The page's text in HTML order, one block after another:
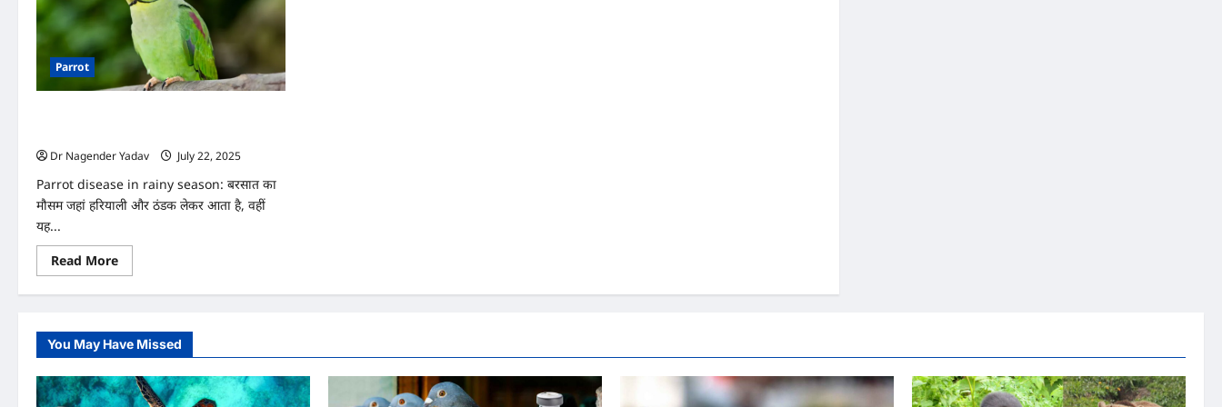
Parrot
Dr Nagender Yadav
July 22, 2025
Parrot disease in rainy season: बरसात का
मौसम जहां हरियाली और ठंडक लेकर आता है, वहीं
यह...
Read MoreRead
more
बरसात
तोतों
के
लिए
खतरे
की
घंटी!
You May Have Missed